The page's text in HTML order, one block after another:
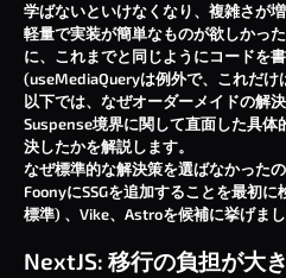
学ばないといけなくなり、複雑さが増
軽量で実装が簡単なものが欲しかっ
に、これまでと同じようにコードを
(useMediaQueryは例外で、これだけ
以下では、なぜオーダーメイドの解
Suspense境界に関して直面した具体
決したかを解説します。
なぜ標準的な解決策を選ばなかった
FoonyにSSGを追加することを最初
標準) 、Vike、Astroを候補に挙げまし
NextJS: 移行の負担が大